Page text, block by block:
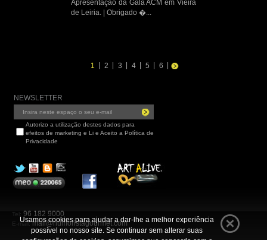
Apresentação da Gala ACM em Vieira
de Leiria. | Obrigado �...
1 2 3 4 5 6
NEWSLETTER
Autorizo a utilização destes dados para
efeitos de marketing e Li e Aceito a Política de
Privacidade
Tel: 96 182 9000
E-mail:mail@humoristagourmet.com
Usamos cookies para ajudar a dar-lhe a melhor experiência
possível no nosso site. Se continuar sem alterar suas